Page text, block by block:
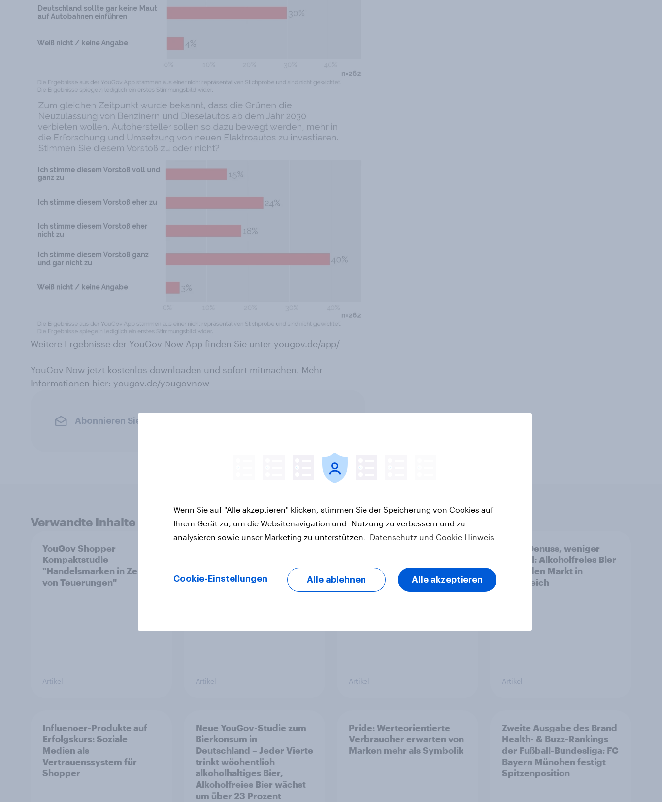
Weitere Ergebnisse der YouGov Now-App finden Sie unter yougov.de/app/
YouGov Now jetzt kostenlos downloaden und sofort mitmachen. Mehr
Informationen hier: yougov.de/yougovnow
Abonnieren Sie den YouGov-Newsletter
Verwandte Inhalte
YouGov Shopper
Kompaktstudie
"Handelsmarken in Zeiten
von Teuerungen"
Artikel
Katzenbesitzer hat keine
Tierversicherung
Artikel
Verbraucher mit dem
Anlageprodukt aus?
Artikel
Mehr Genuss, weniger
Alkohol: Alkoholfreies Bier
treibt den Markt in
Österreich
Artikel
Influencer-Produkte auf
Erfolgskurs: Soziale
Medien als
Vertrauenssystem für
Shopper
Neue YouGov-Studie zum
Bierkonsum in
Deutschland – Jeder Vierte
trinkt wöchentlich
alkoholhaltiges Bier,
Alkoholfreies Bier wächst
um über 23 Prozent
Pride: Werteorientierte
Verbraucher erwarten von
Marken mehr als Symbolik
Zweite Ausgabe des Brand
Health- & Buzz-Rankings
der Fußball-Bundesliga: FC
Bayern München festigt
Spitzenposition
Wenn Sie auf "Alle akzeptieren" klicken, stimmen Sie der Speicherung von Cookies auf
Ihrem Gerät zu, um die Websitenavigation und -Nutzung zu verbessern und zu
analysieren sowie unser Marketing zu unterstützen. Datenschutz und Cookie-Hinweis
Cookie-Einstellungen Alle ablehnen Alle akzeptieren